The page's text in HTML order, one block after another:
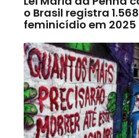
o Brasil registra
feminicídio em 2025